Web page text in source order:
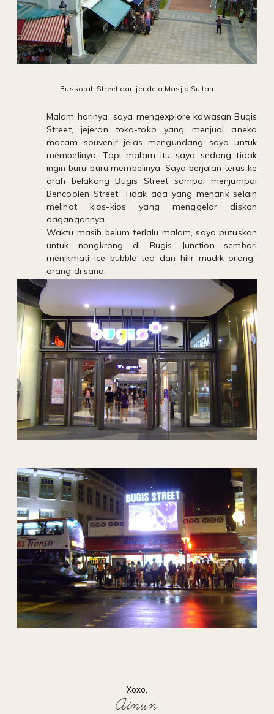
Bussorah Street dari jendela Masjid Sultan
Malam harinya, saya mengexplore kawasan Bugis
Street, jejeran toko-toko yang menjual aneka
macam souvenir jelas mengundang saya untuk
membelinya. Tapi malam itu saya sedang tidak
ingin buru-buru membelinya. Saya berjalan terus ke
arah belakang Bugis Street sampai menjumpai
Bencoolen Street. Tidak ada yang menarik selain
melihat kios-kios yang menggelar diskon
dagangannya.
Waktu masih belum terlalu malam, saya putuskan
untuk nongkrong di Bugis Junction sembari
menikmati ice bubble tea dan hilir mudik orang-
orang di sana.
Xoxo,
Ainun